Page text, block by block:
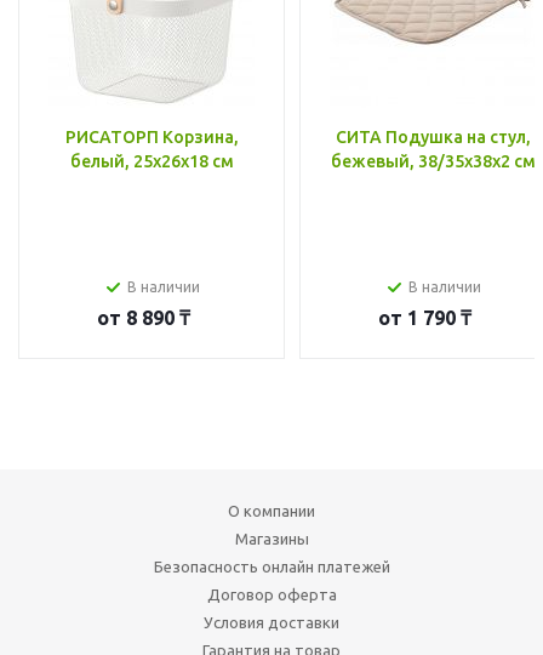
РИСАТОРП Корзина,
белый, 25x26x18 см
В наличии
от 8 890 ₸
СИТА Подушка на стул,
бежевый, 38/35x38x2 см
В наличии
от 1 790 ₸
О компании
Магазины
Безопасность онлайн платежей
Договор оферта
Условия доставки
Гарантия на товар